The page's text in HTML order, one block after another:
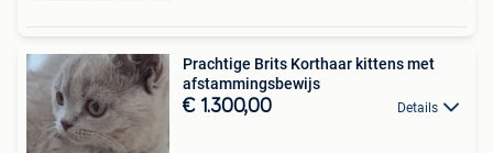
Prachtige Brits Korthaar kittens met
afstammingsbewijs
€ 1.300,00 Details